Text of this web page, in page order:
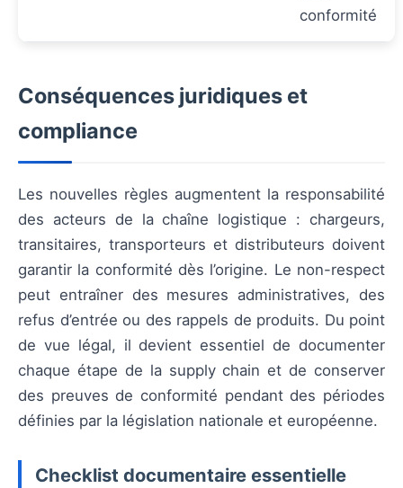
conformité
Conséquences juridiques et
compliance
Les nouvelles règles augmentent la responsabilité
des acteurs de la chaîne logistique : chargeurs,
transitaires, transporteurs et distributeurs doivent
garantir la conformité dès l’origine. Le non-respect
peut entraîner des mesures administratives, des
refus d’entrée ou des rappels de produits. Du point
de vue légal, il devient essentiel de documenter
chaque étape de la supply chain et de conserver
des preuves de conformité pendant des périodes
définies par la législation nationale et européenne.
Checklist documentaire essentielle